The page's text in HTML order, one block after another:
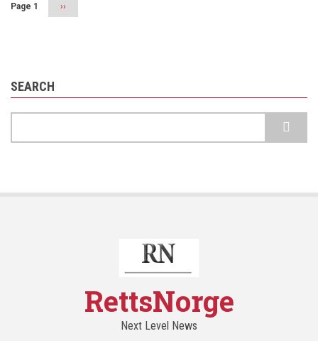
Page 1
Next
››
SEARCH
RettsNorge
Next Level News